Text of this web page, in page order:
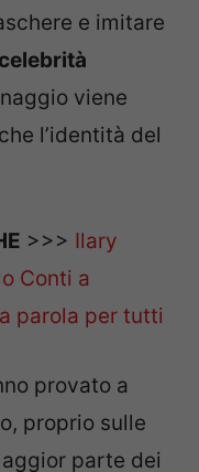
e imitare
celebrità
viene
l’identità del
>>> Ilary
Conti a
parola per tutti
provato a
proprio sulle
parte dei